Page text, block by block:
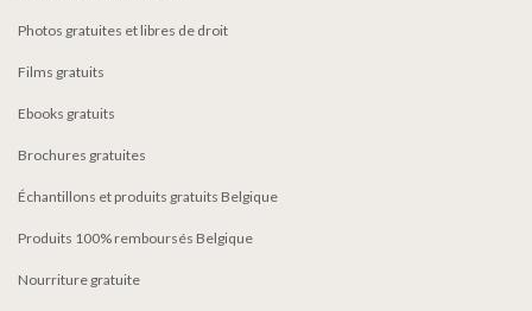
Photos gratuites et libres de droit
Films gratuits
Ebooks gratuits
Brochures gratuites
Échantillons et produits gratuits Belgique
Produits 100% remboursés Belgique
Nourriture gratuite